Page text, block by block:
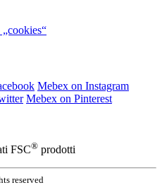
Mebex on Instagram
Mebex on Pinterest
FSC® prodotti
reserved